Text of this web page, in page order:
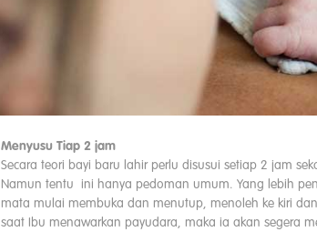
Menyusu Tiap 2 jam
Secara teori bayi baru lahir perlu disusui setiap 2 jam
Namun tentu ini hanya pedoman umum. Yang lebih
mata mulai membuka dan menutup, menoleh ke kiri
saat Ibu menawarkan payudara, maka ia akan segera